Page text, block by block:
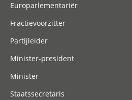
Europarlementariër
Fractievoorzitter
Partijleider
Minister-president
Minister
Staatssecretaris